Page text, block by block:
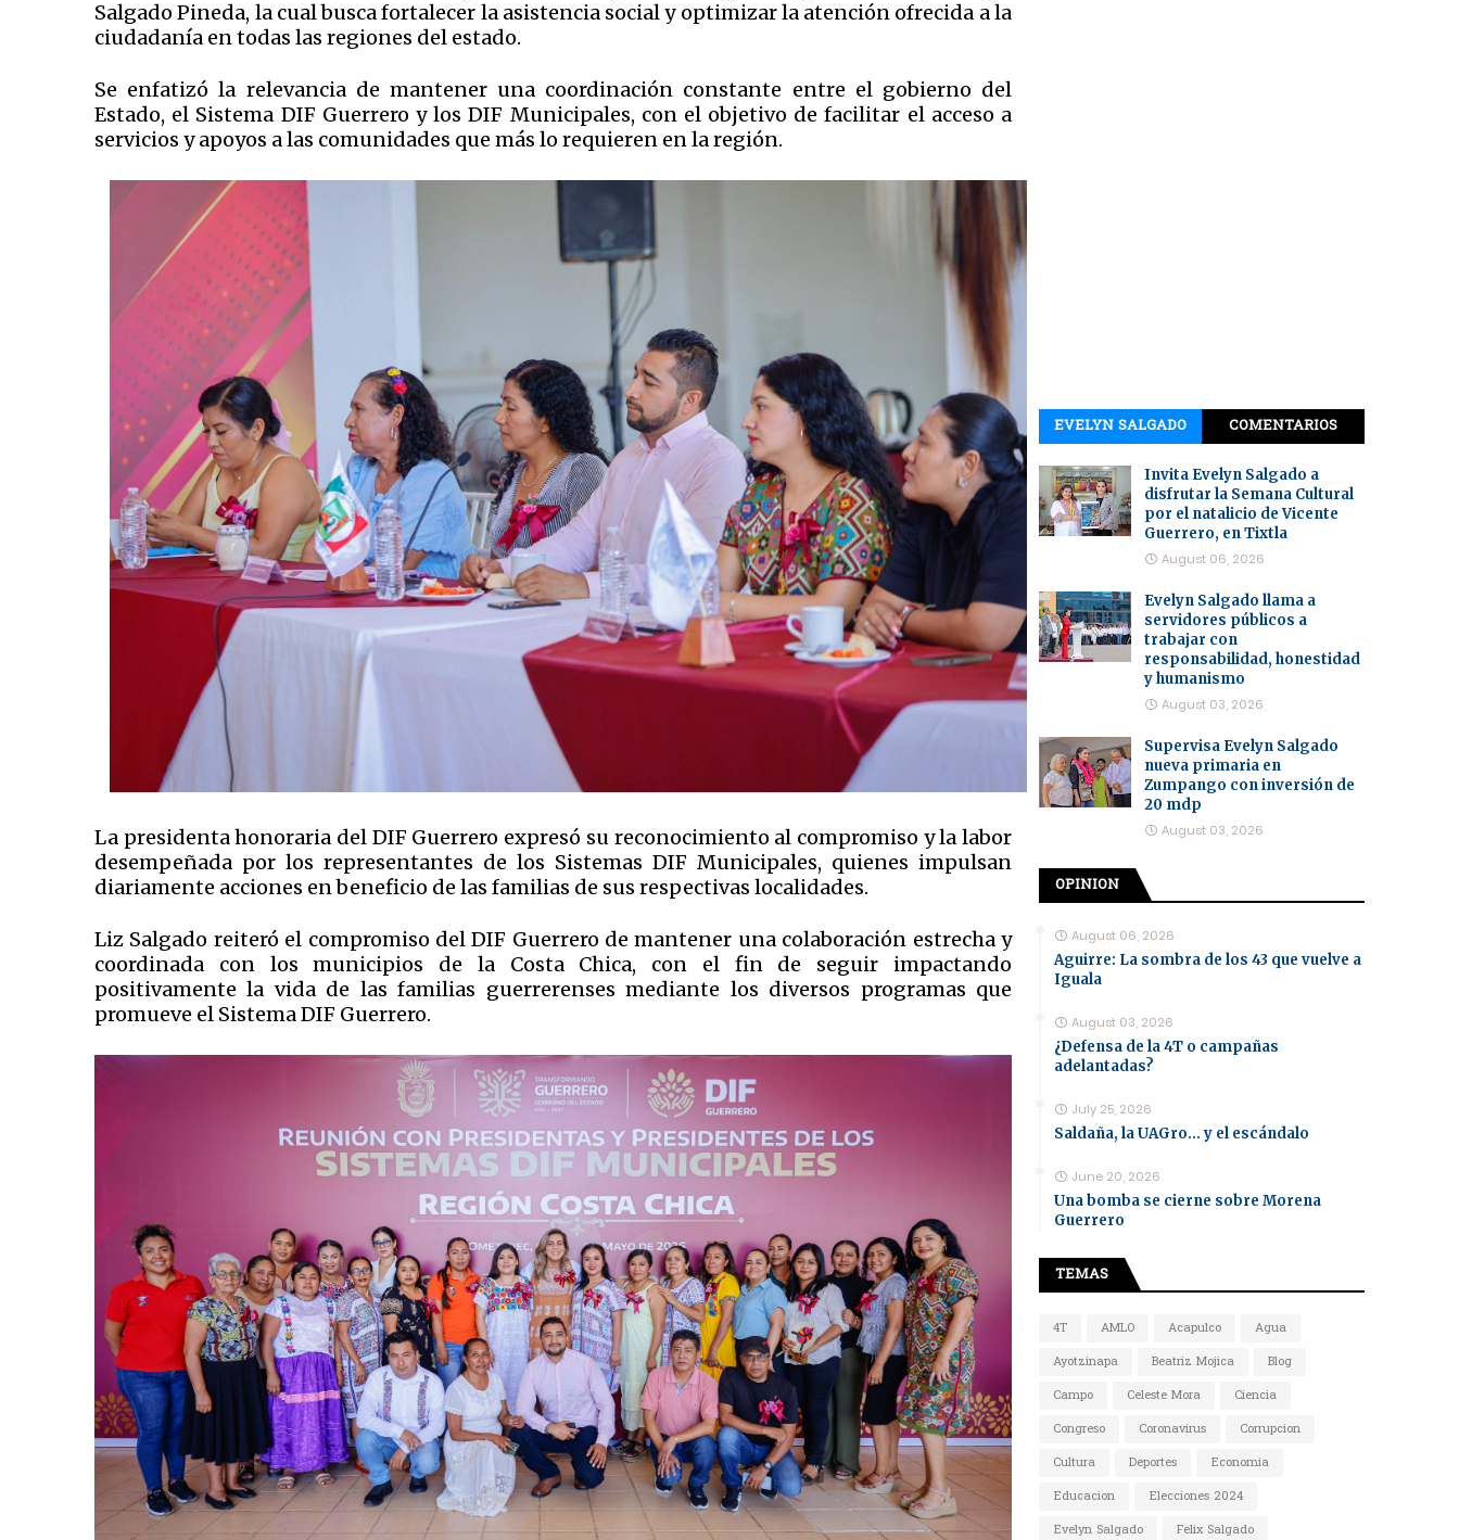
Salgado Pineda, la cual busca fortalecer la asistencia social y optimizar la atención ofrecida a la
ciudadanía en todas las regiones del estado.
Se enfatizó la relevancia de mantener una coordinación constante entre el gobierno del
Estado, el Sistema DIF Guerrero y los DIF Municipales, con el objetivo de facilitar el acceso a
servicios y apoyos a las comunidades que más lo requieren en la región.
La presidenta honoraria del DIF Guerrero expresó su reconocimiento al compromiso y la labor
desempeñada por los representantes de los Sistemas DIF Municipales, quienes impulsan
diariamente acciones en beneficio de las familias de sus respectivas localidades.
Liz Salgado reiteró el compromiso del DIF Guerrero de mantener una colaboración estrecha y
coordinada con los municipios de la Costa Chica, con el fin de seguir impactando
positivamente la vida de las familias guerrerenses mediante los diversos programas que
promueve el Sistema DIF Guerrero.
EVELYN SALGADO COMENTARIOS
Invita Evelyn Salgado a
disfrutar la Semana Cultural
por el natalicio de Vicente
Guerrero, en Tixtla
August 06, 2026
Evelyn Salgado llama a
servidores públicos a
trabajar con
responsabilidad, honestidad
y humanismo
August 03, 2026
Supervisa Evelyn Salgado
nueva primaria en
Zumpango con inversión de
20 mdp
August 03, 2026
OPINION
August 06, 2026
Aguirre: La sombra de los 43 que vuelve a
Iguala
August 03, 2026
¿Defensa de la 4T o campañas
adelantadas?
July 25, 2026
Saldaña, la UAGro... y el escándalo
June 20, 2026
Una bomba se cierne sobre Morena
Guerrero
TEMAS
4T AMLO Acapulco
Agua
Ayotzinapa
Beatriz Mojica
Blog
Campo
Celeste Mora
Ciencia
Congreso
Coronavirus
Corrupcion
Cultura
Deportes
Economia
Educacion
Elecciones 2024
Evelyn Salgado
Felix Salgado